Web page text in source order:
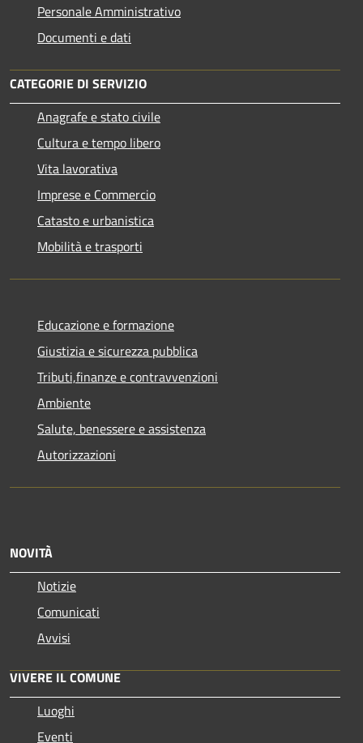
Personale Amministrativo
Documenti e dati
CATEGORIE DI SERVIZIO
Anagrafe e stato civile
Cultura e tempo libero
Vita lavorativa
Imprese e Commercio
Catasto e urbanistica
Mobilità e trasporti
Educazione e formazione
Giustizia e sicurezza pubblica
Tributi,finanze e contravvenzioni
Ambiente
Salute, benessere e assistenza
Autorizzazioni
NOVITÀ
Notizie
Comunicati
Avvisi
VIVERE IL COMUNE
Luoghi
Eventi